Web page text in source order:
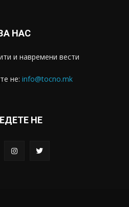
НАС
и навремени вести
не: info@tocno.mk
НЕ